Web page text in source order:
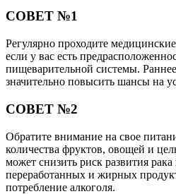
СОВЕТ №1
Регулярно проходите
если у вас есть
пищеварительной системы.
значительно повысить шансы на
СОВЕТ №2
Обратите внимание на свое
количества фруктов, овощей и
может снизить риск развития
переработанных и жирных
потребление алкоголя.